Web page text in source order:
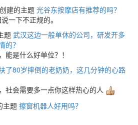
建的主题 光谷东按摩店有推荐的吗？
一下不正规的。
题 武汉这边一般单休的公司，研发开多
的？
是什么好单位？！
了80岁摔倒的老奶奶，这几分钟的心路
社会需要多一点你这样热心的人
主题 擦窗机器人好用吗？